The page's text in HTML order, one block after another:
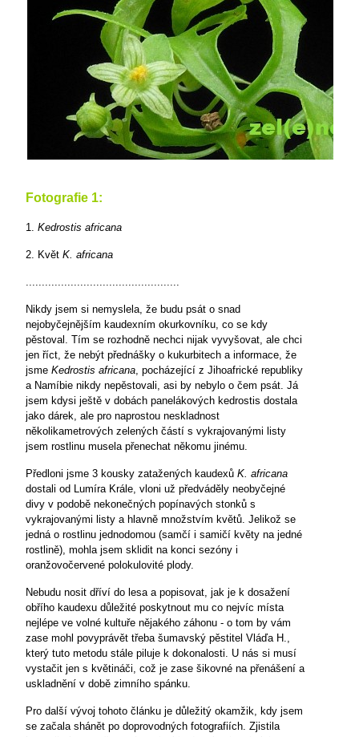
Fotografie 1:
1. Kedrostis africana
2. Květ K. africana
................................................
Nikdy jsem si nemyslela, že budu psát o snad
nejobyčejnějším kaudexním okurkovníku, co se kdy
pěstoval. Tím se rozhodně nechci nijak vyvyšovat, ale chci
jen říct, že nebýt přednášky o kukurbitech a informace, že
jsme Kedrostis africana, pocházející z Jihoafrické republiky
a Namíbie nikdy nepěstovali, asi by nebylo o čem psát. Já
jsem kdysi ještě v dobách panelákových kedrostis dostala
jako dárek, ale pro naprostou neskladnost
několikametrových zelených částí s vykrajovanými listy
jsem rostlinu musela přenechat někomu jinému.
Předloni jsme 3 kousky zatažených kaudexů K. africana
dostali od Lumíra Krále, vloni už předváděly neobyčejné
divy v podobě nekonečných popínavých stonků s
vykrajovanými listy a hlavně množstvím květů. Jelikož se
jedná o rostlinu jednodomou (samčí i samičí květy na jedné
rostlině), mohla jsem sklidit na konci sezóny i
oranžovočervené polokulovité plody.
Nebudu nosit dříví do lesa a popisovat, jak je k dosažení
obřího kaudexu důležité poskytnout mu co nejvíc místa
nejlépe ve volné kultuře nějakého záhonu - o tom by vám
zase mohl povyprávět třeba šumavský pěstitel Vláďa H.,
který tuto metodu stále piluje k dokonalosti. U nás si musí
vystačit jen s květináči, což je zase šikovné na přenášení a
uskladnění v době zimního spánku.
Pro další vývoj tohoto článku je důležitý okamžik, kdy jsem
se začala shánět po doprovodných fotografiích. Zjistila